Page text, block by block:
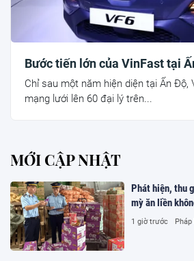
Bước tiến lớn của VinFast tại
Chỉ sau một năm hiện diện tại Ấn Độ,
mạng lưới lên 60 đại lý trên...
MỚI CẬP NHẬT
Phát hiện, thu
mỳ ăn liền
1 giờ trước